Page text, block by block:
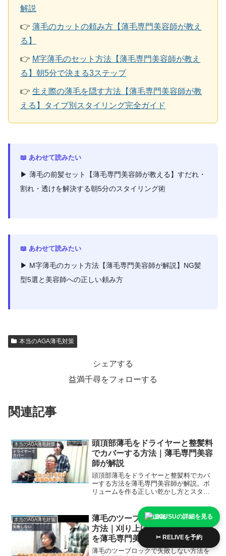
解説
👉薄毛のカットの頼み方【薄毛専門美容師が教え
る】
👉 M字薄毛のセット方法【薄毛専門美容師が教え
る】朝5分で決まる3ステップ
👉生え際の薄毛を隠す方法【薄毛専門美容師が教
える】タイプ別スタイリング完全ガイド
📖 あわせて読みたい
▶ 薄毛の前髪セット【薄毛専門美容師が教える】すだれ・
割れ・透けを解決する朝5分のスタイリング術
📖 あわせて読みたい
▶ M字薄毛のカット方法【薄毛専門美容師が解説】NG髪
型5選と美容師への正しい頼み方
本当のAGA薄毛対策
シェアする
益満千尋をフォローする
関連記事
本当のAGA薄毛対策
頭頂部薄毛をドライヤーと整髪料
でカバーする方法｜薄毛専門美容
師が解説
頭頂部薄毛をドライヤーと整髪料でカバ
ーする方法を薄毛専門美容師が解説。ボ
リュームを作る正しい乾かし方とスタイ
本当のAGA薄毛対策
薄毛のツーブロックで失敗しない
方法｜刈り上げ範囲・高さの設計
を薄毛専門美容師が解説
薄毛のツーブロックで失敗しない方法を
EGUSUの詳細を見る
✂ RELIVEを予約